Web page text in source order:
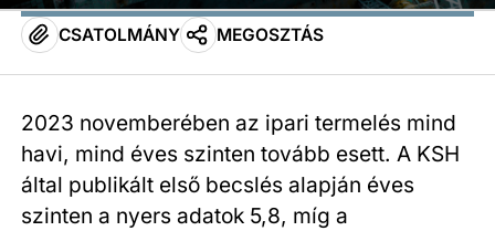
CSATOLMÁNY MEGOSZTÁS
2023 novemberében az ipari termelés mind
havi, mind éves szinten tovább esett. A KSH
által publikált első becslés alapján éves
szinten a nyers adatok 5,8, míg a